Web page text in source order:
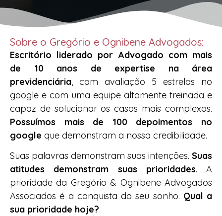
Sobre o Gregório e Ognibene Advogados:
Escritório liderado por Advogado com mais
de 10 anos de expertise na área
previdenciária, com avaliação 5 estrelas no
google e com uma equipe altamente treinada e
capaz de solucionar os casos mais complexos.
Possuímos mais de 100 depoimentos no
google que demonstram a nossa credibilidade.
Suas palavras demonstram suas intenções. Suas
atitudes demonstram suas prioridades. A
prioridade da Gregório & Ognibene Advogados
Associados é a conquista do seu sonho. Qual a
sua prioridade hoje?